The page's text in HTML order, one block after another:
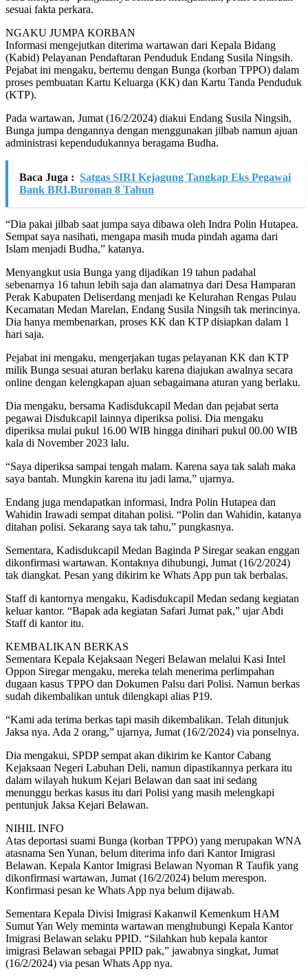
sesuai fakta perkara.
NGAKU JUMPA KORBAN
Informasi mengejutkan diterima wartawan dari Kepala Bidang
(Kabid) Pelayanan Pendaftaran Penduduk Endang Susila Ningsih.
Pejabat ini mengaku, bertemu dengan Bunga (korban TPPO) dalam
proses pembuatan Kartu Keluarga (KK) dan Kartu Tanda Penduduk
(KTP).
Pada wartawan, Jumat (16/2/2024) diakui Endang Susila Ningsih,
Bunga jumpa dengannya dengan menggunakan jilbab namun ajuan
administrasi kependudukannya beragama Budha.
Baca Juga : Satgas SIRI Kejagung Tangkap Eks Pegawai
Bank BRI,Buronan 8 Tahun
“Dia pakai jilbab saat jumpa saya dibawa oleh Indra Polin Hutapea.
Sempat saya nasihati, mengapa masih muda pindah agama dari
Islam menjadi Budha,” katanya.
Menyangkut usia Bunga yang dijadikan 19 tahun padahal
sebenarnya 16 tahun lebih saja dan alamatnya dari Desa Hamparan
Perak Kabupaten Deliserdang menjadi ke Kelurahan Rengas Pulau
Kecamatan Medan Marelan, Endang Susila Ningsih tak merincinya.
Dia hanya membenarkan, proses KK dan KTP disiapkan dalam 1
hari saja.
Pejabat ini mengaku, mengerjakan tugas pelayanan KK dan KTP
milik Bunga sesuai aturan berlaku karena diajukan awalnya secara
online dengan kelengkapan ajuan sebagaimana aturan yang berlaku.
Dia mengaku, bersama Kadisdukcapil Medan dan pejabat serta
pegawai Disdukcapil lainnya diperiksa polisi. Dia mengaku
diperiksa mulai pukul 16.00 WIB hingga dinihari pukul 00.00 WIB
kala di November 2023 lalu.
“Saya diperiksa sampai tengah malam. Karena saya tak salah maka
saya bantah. Mungkin karena itu jadi lama,” ujarnya.
Endang juga mendapatkan informasi, Indra Polin Hutapea dan
Wahidin Irawadi sempat ditahan polisi. “Polin dan Wahidin, katanya
ditahan polisi. Sekarang saya tak tahu,” pungkasnya.
Sementara, Kadisdukcapil Medan Baginda P Siregar seakan enggan
dikonfirmasi wartawan. Kontaknya dihubungi, Jumat (16/2/2024)
tak diangkat. Pesan yang dikirim ke Whats App pun tak berbalas.
Staff di kantornya mengaku, Kadisdukcapil Medan sedang kegiatan
keluar kantor. “Bapak ada kegiatan Safari Jumat pak,” ujar Abdi
Staff di kantor itu.
KEMBALIKAN BERKAS
Sementara Kepala Kejaksaan Negeri Belawan melalui Kasi Intel
Oppon Siregar mengaku, mereka telah menerima perlimpahan
dugaan kasus TPPO dan Dokumen Palsu dari Polisi. Namun berkas
sudah dikembalikan untuk dilengkapi alias P19.
“Kami ada terima berkas tapi masih dikembalikan. Telah ditunjuk
Jaksa nya. Ada 2 orang,” ujarnya, Jumat (16/2/2024) via ponselnya.
Dia mengakui, SPDP sempat akan dikirim ke Kantor Cabang
Kejaksaan Negeri Labuhan Deli, namun dipastikannya perkara itu
dalam wilayah hukum Kejari Belawan dan saat ini sedang
menunggu berkas kasus itu dari Polisi yang masih melengkapi
pentunjuk Jaksa Kejari Belawan.
NIHIL INFO
Atas deportasi suami Bunga (korban TPPO) yang merupakan WNA
atasnama Sen Yunan, belum diterima info dari Kantor Imigrasi
Belawan. Kepala Kantor Imigrasi Belawan Nyoman R Taufik yang
dikonfirmasi wartawan, Jumat (16/2/2024) belum merespon.
Konfirmasi pesan ke Whats App nya belum dijawab.
Sementara Kepala Divisi Imigrasi Kakanwil Kemenkum HAM
Sumut Yan Wely meminta wartawan menghubungi Kepala Kantor
Imigrasi Belawan selaku PPID. “Silahkan hub kepala kantor
imigrasi Belawan sebagai PPID pak,” jawabnya singkat, Jumat
(16/2/2024) via pesan Whats App nya.